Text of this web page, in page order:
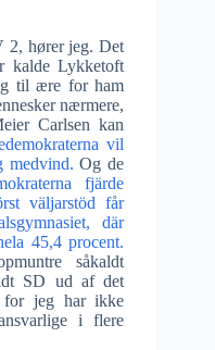
2, hører jeg. Det
kalde Lykketoft
til ære for ham
nærmere,
Carlsen kan
vil
medvind.Og de
fjärde
väljarstöd får
där
45,4 procent.
såkaldt
SD ud af det
for jeg har ikke
i flere